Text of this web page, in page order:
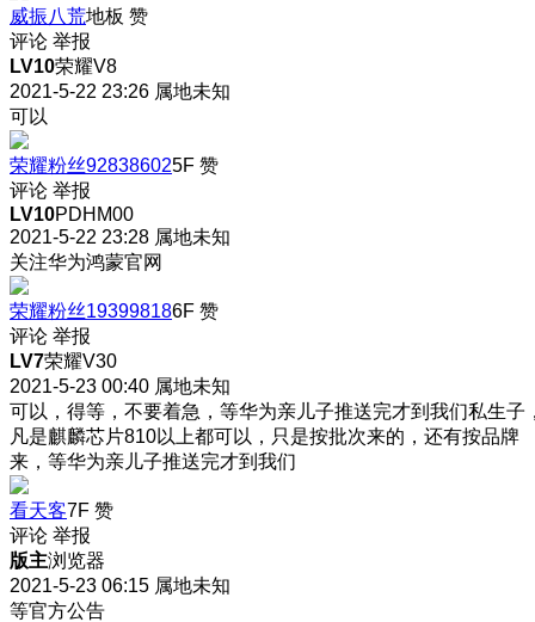
威振八荒地板 赞
评论 举报
LV10荣耀V8
2021-5-22 23:26 属地未知
可以
荣耀粉丝928386025F 赞
评论 举报
LV10PDHM00
2021-5-22 23:28 属地未知
关注华为鸿蒙官网
荣耀粉丝193998186F 赞
评论 举报
LV7荣耀V30
2021-5-23 00:40 属地未知
可以，得等，不要着急，等华为亲儿子推送完才到我们私生子
凡是麒麟芯片810以上都可以，只是按批次来的，还有按品牌
来，等华为亲儿子推送完才到我们
看天客7F 赞
评论 举报
版主浏览器
2021-5-23 06:15 属地未知
等官方公告